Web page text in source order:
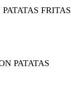
FRITAS
PATATAS